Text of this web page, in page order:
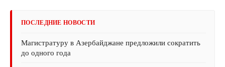
ПОСЛЕДНИЕ НОВОСТИ
Магистратуру в Азербайджане предложили сократить
до одного года